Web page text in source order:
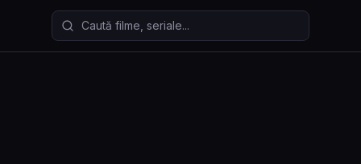
Caută filme și seriale